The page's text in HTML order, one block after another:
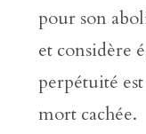
pour son
et considère
perpétuité
mort cachée.